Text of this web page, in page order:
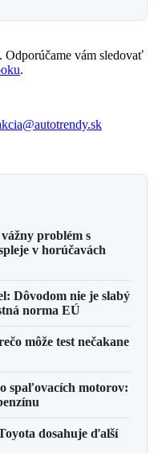
Odporúčame vám sledovať
.
problém s
v horúčavách
Dôvodom nie je slabý
norma EÚ
môže test nečakane
spaľovacích motorov:
dosahuje ďalší